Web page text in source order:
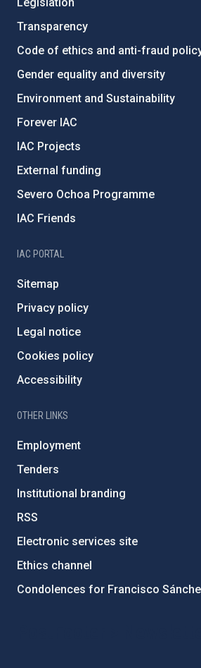
Transparency
Code of ethics and anti-fraud
Gender equality and diversity
Environment and Sustainability
Forever IAC
IAC Projects
External funding
Severo Ochoa Programme
IAC Friends
IAC PORTAL
Sitemap
Privacy policy
Legal notice
Cookies policy
Accessibility
OTHER LINKS
Employment
Tenders
Institutional branding
RSS
Electronic services site
Ethics channel
Condolences for Francisco